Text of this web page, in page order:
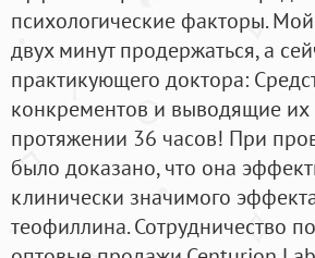
психологические факторы.
двух минут продержаться, а
практикующего доктора:
конкрементов и выводящие их
протяжении 36 часов! При
было доказано, что она
клинически значимого
теофиллина. Сотрудничество